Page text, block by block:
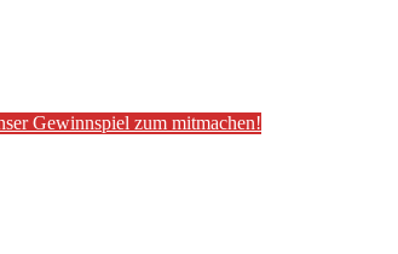
Gewinnspiel zum mitmachen!